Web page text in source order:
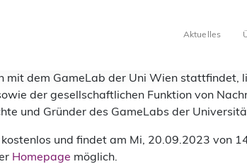
Aktuelles
mit dem GameLab der Uni Wien
der gesellschaftlichen Funktion von
und Gründer des GameLabs der
und findet am Mi, 20.09.2023
Homepage möglich.